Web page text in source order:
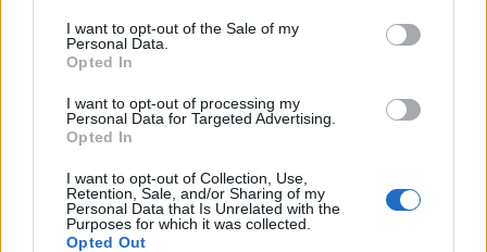
I want to opt-out of the Sale of my
Personal Data.
Opted In
I want to opt-out of processing my
Personal Data for Targeted Advertising.
Opted In
I want to opt-out of Collection, Use,
Retention, Sale, and/or Sharing of my
Personal Data that Is Unrelated with the
Purposes for which it was collected.
Opted Out
Ρωσία: Διαψεύδει εμπλοκή σε στρατολόγηση
Κολομβιανών μισθοφόρων
09:07
Ηράκλειο: Μια σύλληψη για την έκρηξη φιάλης που
αναστάτωσε την Θερίσσου
09:06
Νέα επιχείρηση για μετανάστες ανοιχτά της Ιεράπετρας